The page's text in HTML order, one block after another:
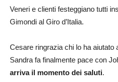
Veneri e clienti festeggiano tutti
Gimondi al Giro d’Italia.
Cesare ringrazia chi lo ha aiutato
Sandra fa finalmente pace con
arriva il momento dei saluti.